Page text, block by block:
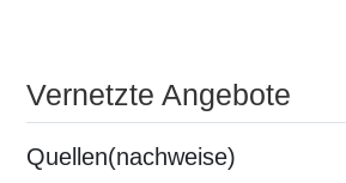
Vernetzte Angebote
Quellen(nachweise)